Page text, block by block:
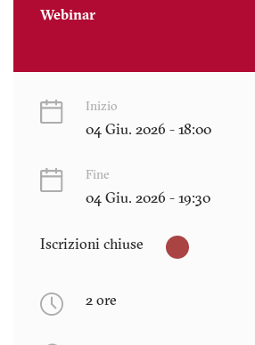
Webinar
Inizio
04 Giu. 2026 - 18:00
Fine
04 Giu. 2026 - 19:30
Iscrizioni chiuse
2 ore